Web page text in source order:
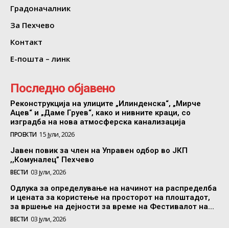
Градоначалник
За Пехчево
Контакт
Е-пошта – линк
Последно објавено
Реконструкција на улиците „Илинденска“, „Мирче
Ацев“ и „Даме Груев“, како и нивните краци, со
изградба на нова атмосферска канализација
ПРОЕКТИ 15 јули, 2026
Јавен повик за член на Управен одбор во ЈКП
,,Комуналец” Пехчево
ВЕСТИ 03 јули, 2026
Одлука за определување на начинот на распределба
и цената за користење на просторот на плоштадот,
за вршење на дејности за време на Фестивалот на...
ВЕСТИ 03 јули, 2026